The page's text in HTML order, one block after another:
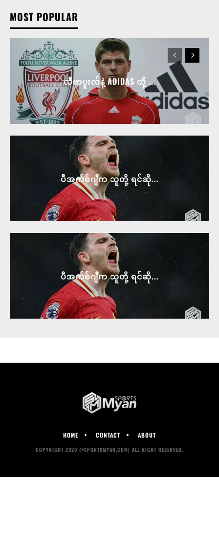
MOST POPULAR
လီဗာပူးလ်နဲ့ ADIDAS တို့ ...
ပီအက်စ်ဂျီက သူတို့ ရင်ဆို...
ပီအက်စ်ဂျီက သူတို့ ရင်ဆို...
HOME CONTACT ABOUT
COPYRIGHT 2020 @SPORTSMYAN.COM| ALL RIGHT RESERVED.